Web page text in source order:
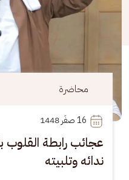
محاضرة
16
عجائب رابطة القلوب
ندائه وتلبيته